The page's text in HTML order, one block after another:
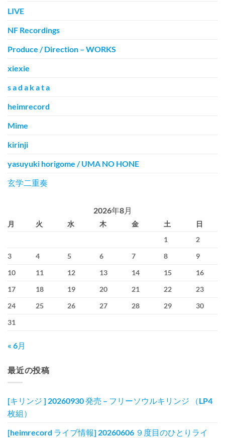
LIVE
NF Recordings
Produce / Direction – WORKS
xiexie
s a d a k a t a
heimrecord
Mime
kirinji
yasuyuki horigome / UMA NO HONE
玄学二重奏
2026年8月
月 火 水 木 金 土
日
1
2
3
4 5 6 7 8
9
10
11 12 13 14 15
16
17
18 19 20 21 22
23
24
25 26 27 28 29
30
31
« 6月
最近の投稿
[キリンジ ] 20260930 発売 – フリーソウルキリンジ （LP4
枚組）
[heimrecord ライブ情報] 20260606 ９度目のひとりライ